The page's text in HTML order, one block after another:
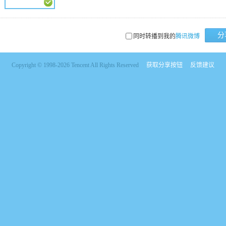
同时转播到我的腾讯微博 分
Copyright © 1998-2026 Tencent All Rights Reserved 获取分享按钮 反馈建议